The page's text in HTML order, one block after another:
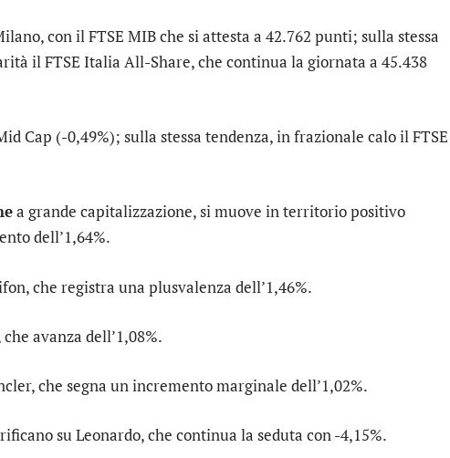
con ilFTSE MIBche si attesta a 42.762 punti; sulla stessa
ilFTSE Italia All-Share, che continua la giornata a 45.438
Cap (-0,49%); sulla stessa tendenza, in frazionale calo ilFTSE
a grande capitalizzazione, si muove in territorio positivo
dell’1,64%.
, che registra una plusvalenza dell’1,46%.
che avanza dell’1,08%.
, che segna un incremento marginale dell’1,02%.
suLeonardo, che continua la seduta con -4,15%.